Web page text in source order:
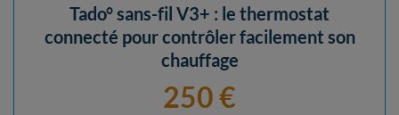
Tado° sans-fil V3+ : le thermostat
connecté pour contrôler facilement son
chauffage
250 €